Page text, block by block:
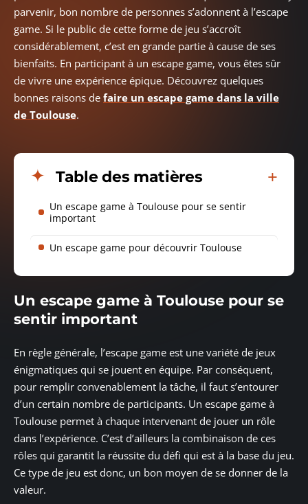
parvenir, bon nombre de personnes s’adonnent à l’escape
game. Si le public de cette forme de jeu s’accroît
considérablement, c’est en grande partie à cause de ses
bienfaits. En participant à un escape game, vous êtes sûr
de vivre une expérience épique. Découvrez quelques
bonnes raisons de faire un escape game dans la ville
de Toulouse.
Table des matières
Un escape game à Toulouse pour se sentir
important
Un escape game pour découvrir Toulouse
Un escape game à Toulouse pour se
sentir important
En règle générale, l’escape game est une variété de jeux
énigmatiques qui se jouent en équipe. Par conséquent,
pour remplir convenablement la tâche, il faut s’entourer
d’un certain nombre de participants. Un escape game à
Toulouse permet à chaque intervenant de jouer un rôle
dans l’expérience. C’est d’ailleurs la combinaison de ces
rôles qui garantit la réussite du défi qui est à la base du jeu.
Ce type de jeu est donc, un bon moyen de se donner de la
valeur.